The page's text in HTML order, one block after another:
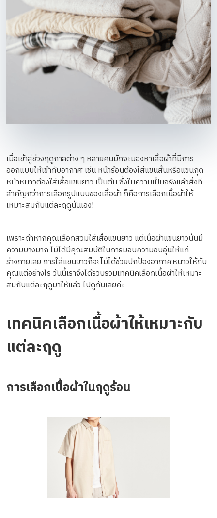
เมื่อเข้าสู่ช่วงฤดูกาลต่าง ๆ หลายคนมักจะมองหาเสื้อผ้าที่มีการ
ออกแบบให้เข้ากับอากาศ เช่น หน้าร้อนต้องใส่แขนสั้นหรือแขนกุด
หน้าหนาวต้องใส่เสื้อแขนยาว เป็นต้น ซึ่งในความเป็นจริงแล้วสิ่งที่
สำคัญกว่าการเลือกรูปแบบของเสื้อผ้า ก็คือการเลือกเนื้อผ้าให้
เหมาะสมกับแต่ละฤดูนั่นเอง!
เพราะถ้าหากคุณเลือกสวมใส่เสื้อแขนยาว แต่เนื้อผ้าแขนยาวนั้นมี
ความบางมาก ไม่ได้มีคุณสมบัติในการมอบความอบอุ่นให้แก่
ร่างกายเลย การใส่แขนยาวก็จะไม่ได้ช่วยปกป้องอากาศหนาวให้กับ
คุณแต่อย่างไร วันนี้เราจึงได้รวบรวมเทคนิคเลือกเนื้อผ้าให้เหมาะ
สมกับแต่ละฤดูมาให้แล้ว ไปดูกันเลยค่ะ
เทคนิคเลือกเนื้อผ้าให้เหมาะกับ
แต่ละฤดู
การเลือกเนื้อผ้าในฤดูร้อน